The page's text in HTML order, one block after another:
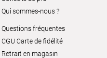
Qui sommes-nous ?
Questions fréquentes
CGU Carte de fidélité
Retrait en magasin